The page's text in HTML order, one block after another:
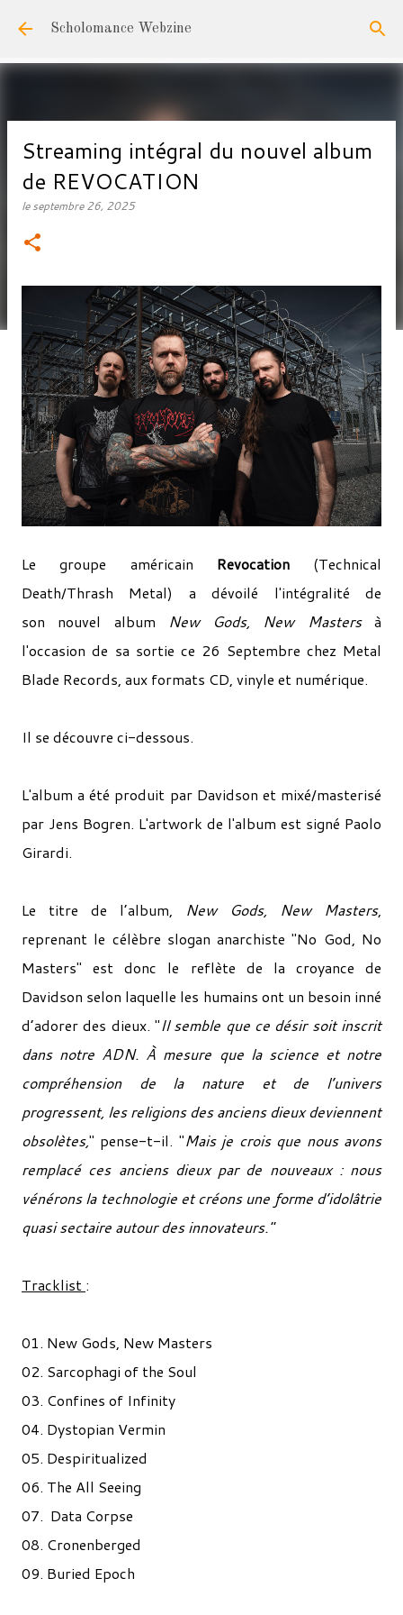
Accéder au contenu principal
Scholomance Webzine
Streaming intégral du nouvel album
de REVOCATION
leseptembre 26, 2025
Le groupe américain Revocation(Technical
Death/Thrash Metal) a dévoilé l'intégralité de
son nouvel album New Gods, New Mastersà
l'occasion de sa sortie ce 26 Septembre chez Metal
Blade Records, aux formats CD, vinyle et numérique.
Il se découvre ci-dessous.
L'album a été produit par Davidson et mixé/masterisé
par Jens Bogren. L'artwork de l'album est signé Paolo
Girardi.
Le titre de l’album, New Gods, New Masters,
reprenant le célèbre slogan anarchiste "No God, No
Masters" est donc le reflète de la croyance de
Davidson selon laquelle les humains ont un besoin inné
d’adorer des dieux. "Il semble que ce désir soit inscrit
dans notre ADN. À mesure que la science et notre
compréhension de la nature et de l’univers
progressent, les religions des anciens dieux deviennent
obsolètes," pense-t-il. "Mais je crois que nous avons
remplacé ces anciens dieux par de nouveaux : nous
vénérons la technologie et créons une forme d’idolâtrie
quasi sectaire autour des innovateurs."
Tracklist :
01. New Gods, New Masters
02. Sarcophagi of the Soul
03. Confines of Infinity
04. Dystopian Vermin
05. Despiritualized
06. The All Seeing
07. Data Corpse
08. Cronenberged
09. Buried Epoch